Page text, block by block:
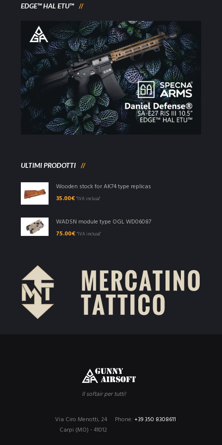
EDGE™ HAL ETU™
ULTIMI PRODOTTI
Wooden stock for AK74 type replicas
35.00€ "IVA inclusa"
WADSN module type OGL WD06087
75.00€ "IVA inclusa"
Il softair per tutti!
Phone: +39 350 8308611
Via Ciro Menotti, 24
Carpi (MO) - 41012